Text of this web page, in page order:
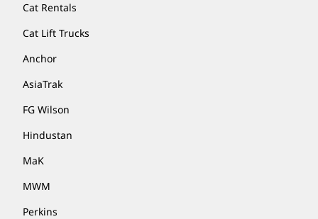
Cat Rentals
Cat Lift Trucks
Anchor
AsiaTrak
FG Wilson
Hindustan
MaK
MWM
Perkins